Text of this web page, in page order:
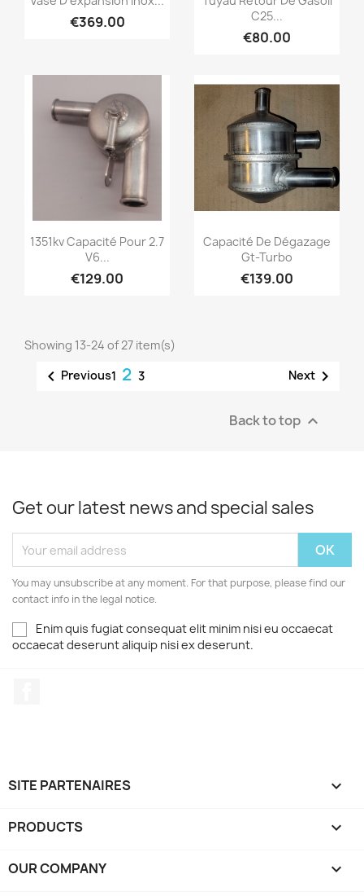
€369.00
C25...
€80.00
Quick view
1351kv Capacité Pour 2.7
V6...
€129.00
Quick view
Capacité De Dégazage
Gt-Turbo
€139.00
Showing 13-24 of 27 item(s)
 Previous1 2 3 Next 
Back to top 
Get our latest news and special sales
You may unsubscribe at any moment. For that purpose, please find our
contact info in the legal notice.
Enim quis fugiat consequat elit minim nisi eu occaecat
occaecat deserunt aliquip nisi ex deserunt.
SITE PARTENAIRES 
PRODUCTS 
OUR COMPANY 